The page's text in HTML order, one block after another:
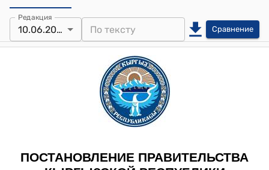
Редакция
10.06.2025 Сравнение